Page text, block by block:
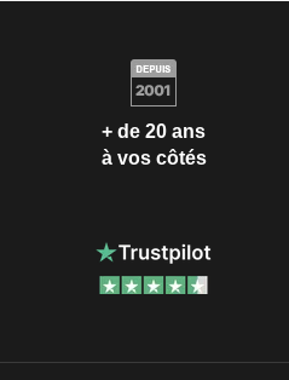
+ de 20 ans
à vos côtés